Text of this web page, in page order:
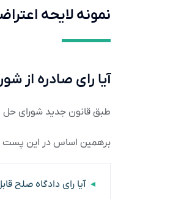
نمونه لایحه
آیا رای صادره از
طبق قانون جدید شورای حل
برهمین اساس در این پست
آیا رای دادگاه صلح